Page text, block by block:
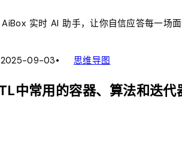
AiBox实时 AI 助手，让你自信应答每一场
2025-09-03• account_tree思维导图
中常用的容器、算法和迭代